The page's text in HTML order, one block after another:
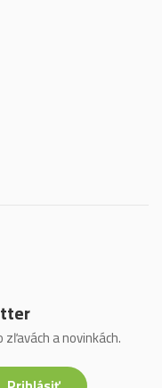
a novinkách.